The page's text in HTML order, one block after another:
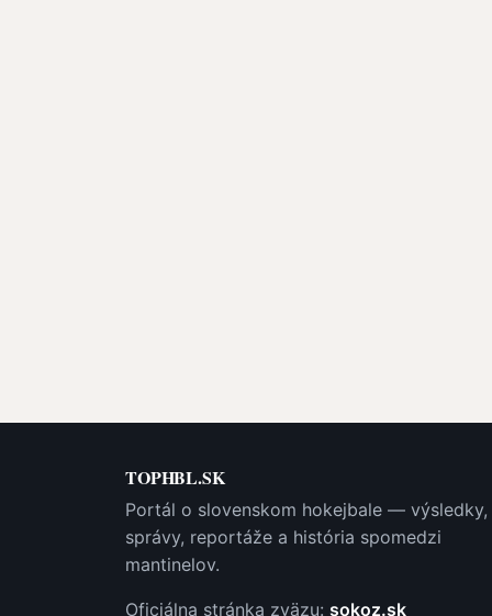
TOPHBL.SK
Portál o slovenskom hokejbale — výsledky,
správy, reportáže a história spomedzi
mantinelov.
Oficiálna stránka zväzu: sokoz.sk